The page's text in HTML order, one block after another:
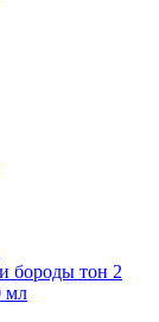
бороды тон 2
мл